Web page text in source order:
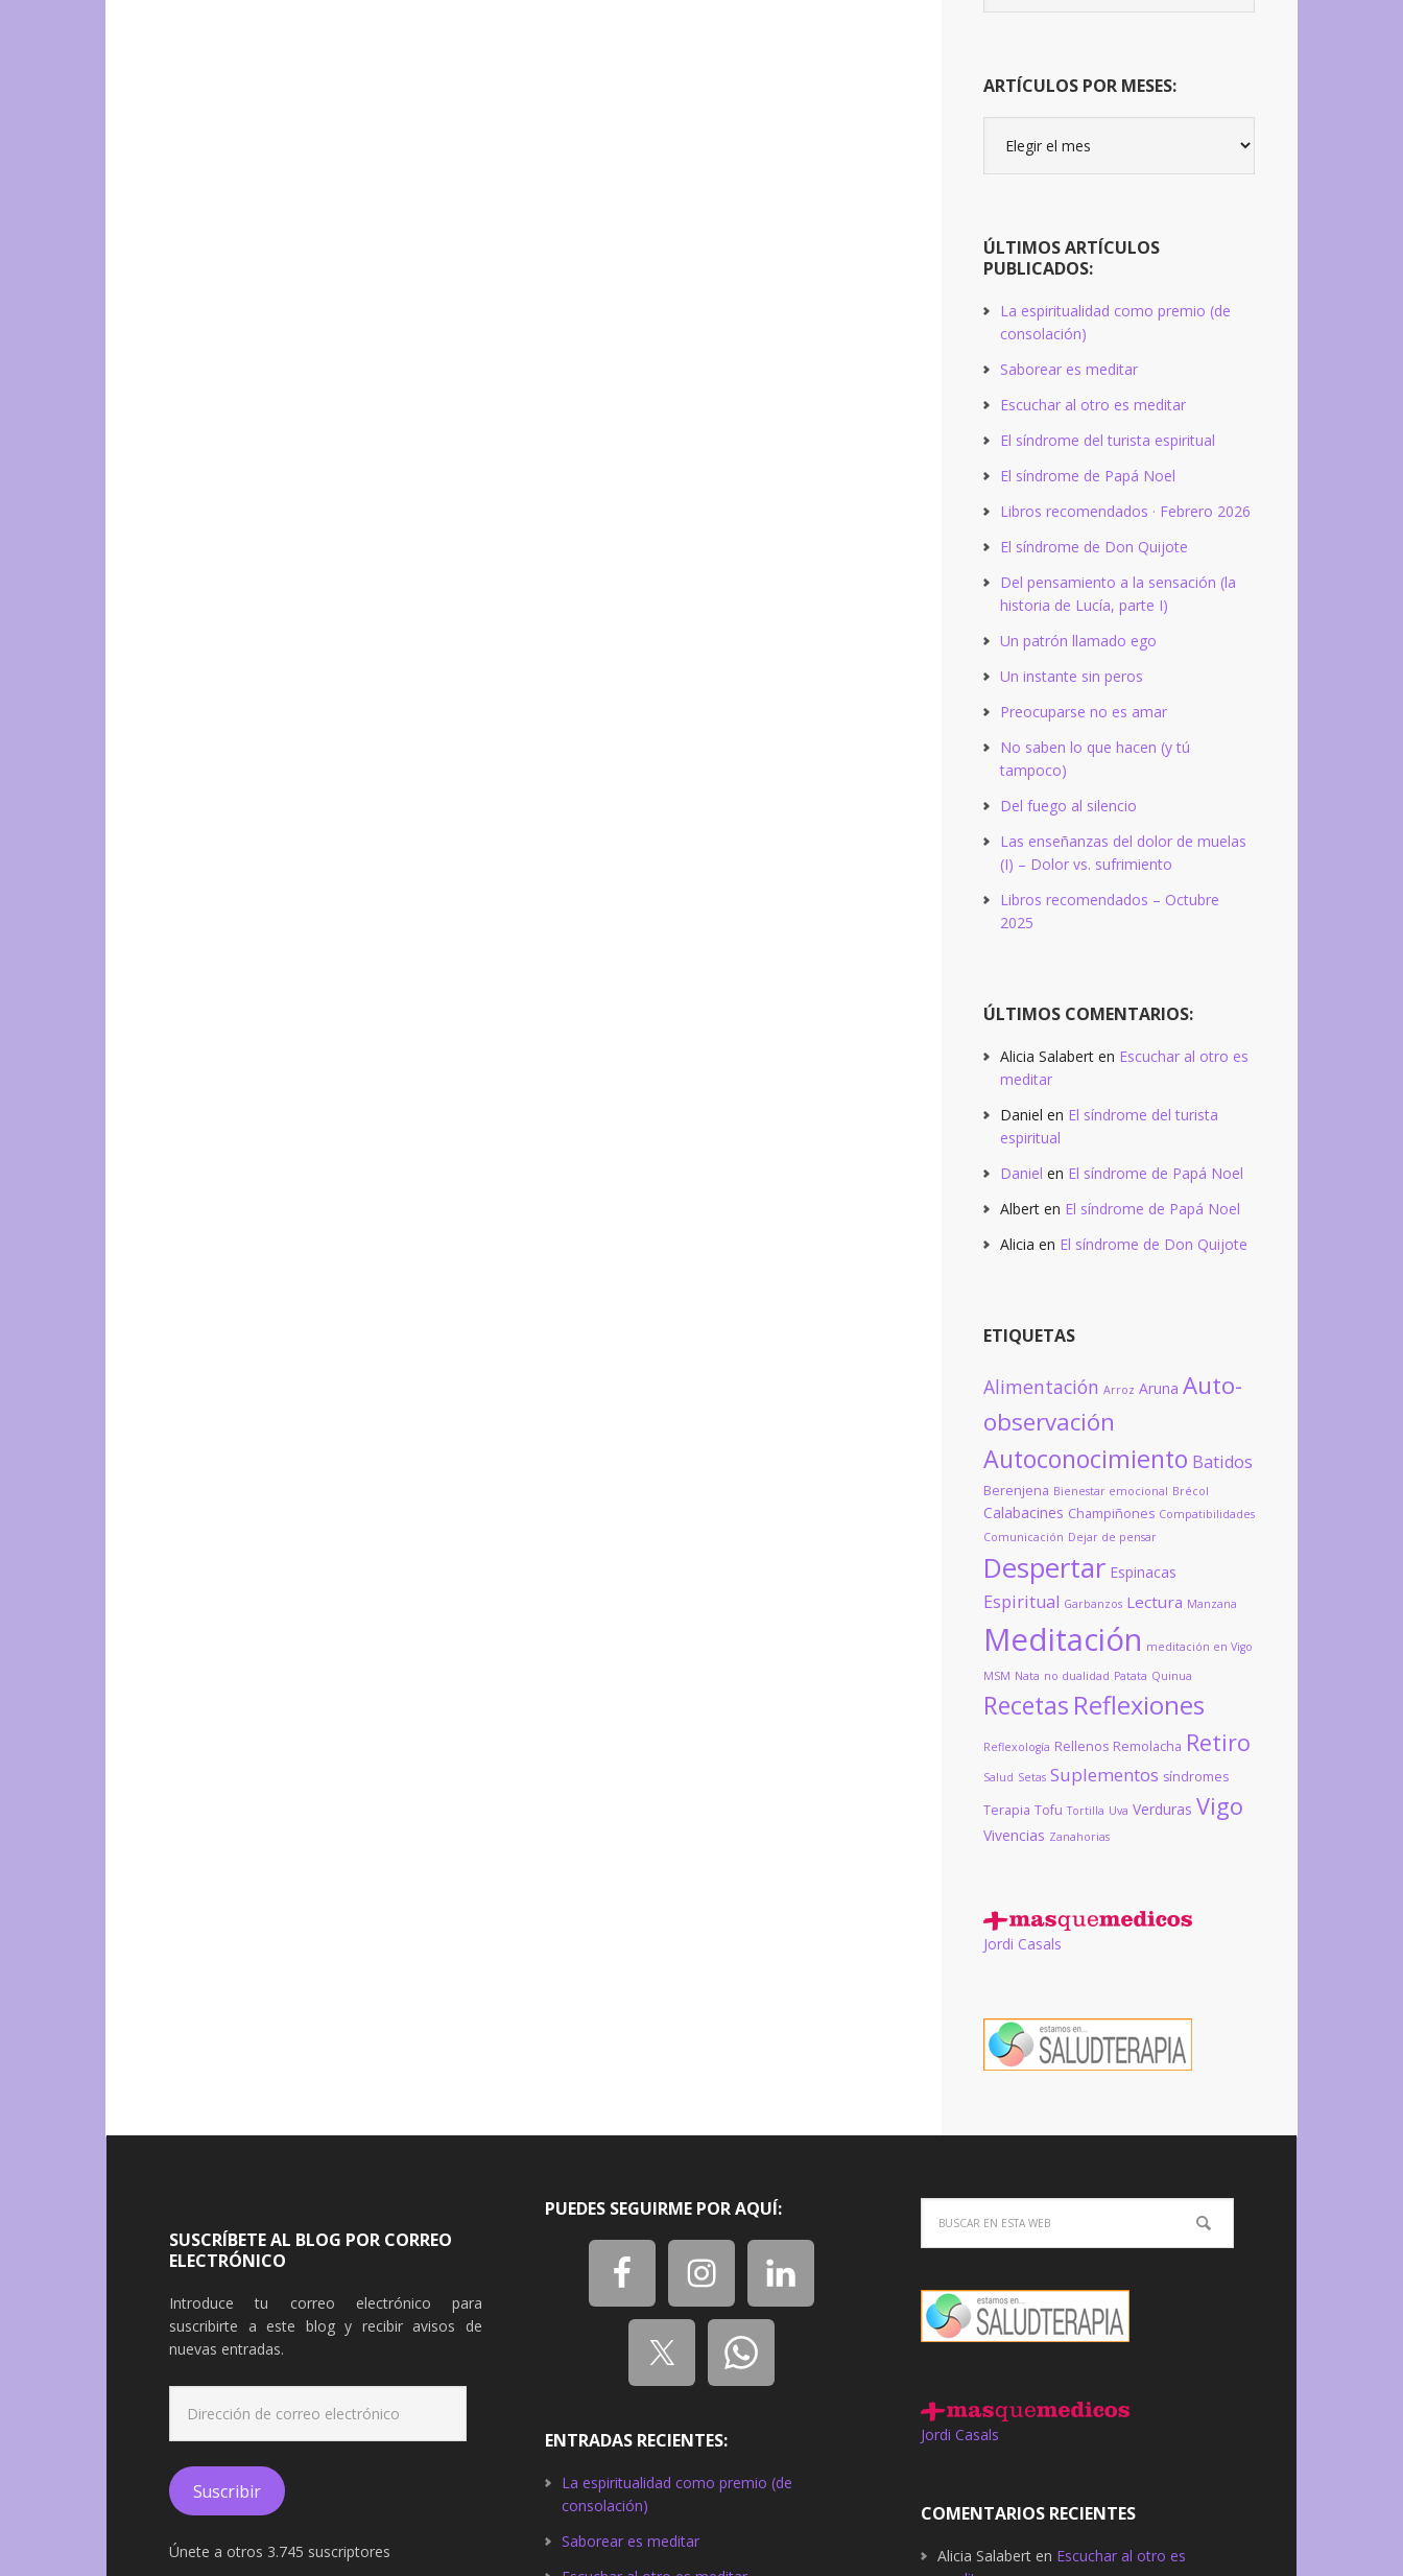
Blog:
ARTÍCULOS POR MESES:
meses:
ÚLTIMOS ARTÍCULOS
PUBLICADOS:
La espiritualidad como premio (de
consolación)
Saborear es meditar
Escuchar al otro es meditar
El síndrome del turista espiritual
El síndrome de Papá Noel
Libros recomendados · Febrero 2026
El síndrome de Don Quijote
Del pensamiento a la sensación (la
historia de Lucía, parte I)
Un patrón llamado ego
Un instante sin peros
Preocuparse no es amar
No saben lo que hacen (y tú
tampoco)
Del fuego al silencio
Las enseñanzas del dolor de muelas
(I) – Dolor vs. sufrimiento
Libros recomendados – Octubre
2025
ÚLTIMOS COMENTARIOS:
Alicia Salabert en Escuchar al otro es
meditar
Daniel en El síndrome del turista
espiritual
Daniel en El síndrome de Papá Noel
Albert en El síndrome de Papá Noel
Alicia en El síndrome de Don Quijote
ETIQUETAS
Alimentación Arroz Aruna Auto-
observación
Autoconocimiento Batidos
Berenjena Bienestar emocional Brécol
Calabacines Champiñones Compatibilidades
Comunicación Dejar de pensar
Despertar Espinacas
Espiritual Garbanzos Lectura Manzana
Meditación meditación en Vigo
MSM Nata no dualidad Patata Quinua
Recetas Reflexiones
Reflexología Rellenos Remolacha Retiro
Salud Setas Suplementos síndromes
Terapia Tofu Tortilla Uva Verduras Vigo
Vivencias Zanahorias
Jordi Casals
SUSCRÍBETE AL BLOG POR CORREO
ELECTRÓNICO
Introduce tu correo electrónico para
suscribirte a este blog y recibir avisos de
nuevas entradas.
correo
electrónico
Suscribir
Únete a otros 3.745 suscriptores
PUEDES SEGUIRME POR AQUÍ:
ENTRADAS RECIENTES:
La espiritualidad como premio (de
consolación)
Saborear es meditar
Jordi Casals
COMENTARIOS RECIENTES
Alicia Salabert en Escuchar al otro es